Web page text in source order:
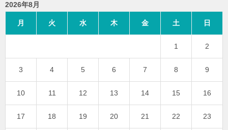
2026年8月
月 火 水 木 金 土 日
1 2
3 4 5 6 7 8 9
10 11 12 13 14 15 16
17 18 19 20 21 22 23